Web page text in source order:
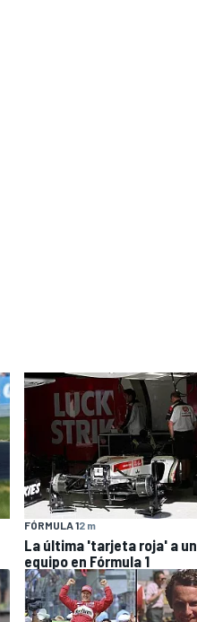
FÓRMULA 12 m
La última 'tarjeta roja' a un
equipo en Fórmula 1